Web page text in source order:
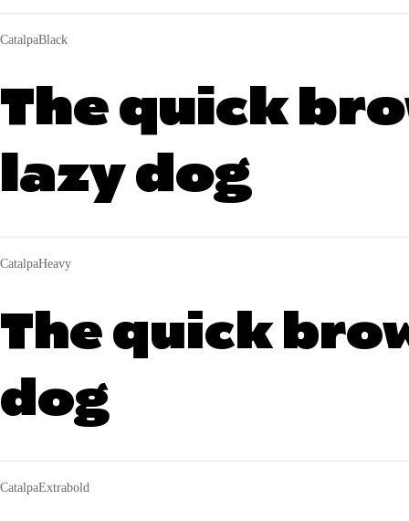
CatalpaBlack
The quick
lazy dog
CatalpaHeavy
The quick
dog
CatalpaExtrabold